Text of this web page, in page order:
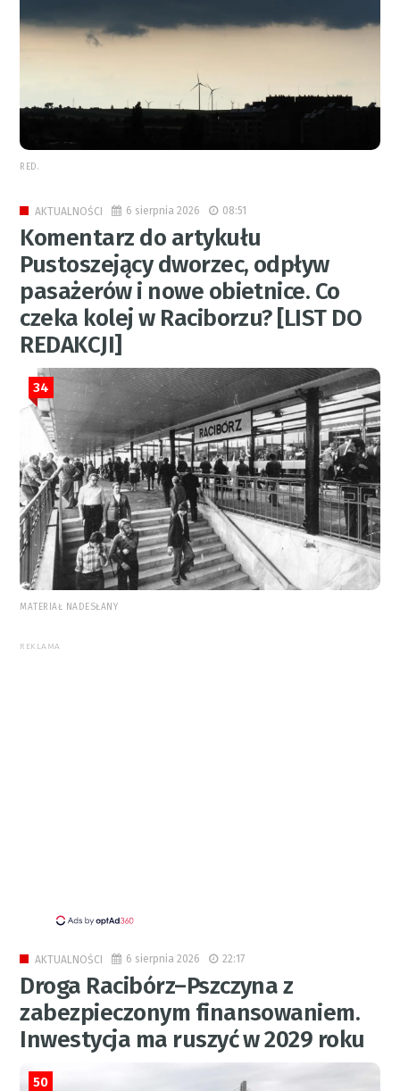
RED.
AKTUALNOŚCI 6 sierpnia 2026 08:51
Komentarz do artykułu
Pustoszejący dworzec, odpływ
pasażerów i nowe obietnice. Co
czeka kolej w Raciborzu? [LIST DO
REDAKCJI]
34
MATERIAŁ NADESŁANY
REKLAMA
AKTUALNOŚCI 6 sierpnia 2026 22:17
Droga Racibórz–Pszczyna z
zabezpieczonym finansowaniem.
Inwestycja ma ruszyć w 2029 roku
50